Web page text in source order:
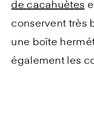
de cacahuètes
conservent très
une boîte
également les